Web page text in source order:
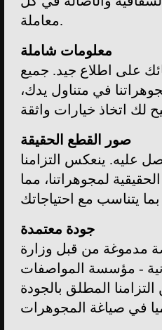
معاملة.
معلومات شاملة
على اطلاع جيد. جميع
في متناول يدك،
لك اتخاذ خيارات واثقة
صور القطع الحقيقة
عليه. ينعكس التزامنا
لمجوهراتنا، مما
يتناسب مع احتياجاتك
جودة معتمدة
مدموغة من قبل وزارة
- مؤسسة المواصفات
المطلق بالجودة
في صياغة المجوهرات